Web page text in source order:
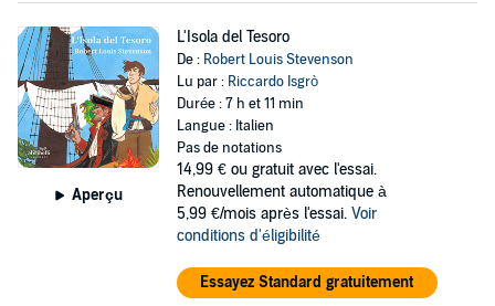
Aperçu
L'Isola del Tesoro
De : Robert Louis Stevenson
Lu par : Riccardo Isgrò
Durée : 7 h et 11 min
Langue : Italien
Pas de notations
14,99 € ou gratuit avec l'essai.
Renouvellement automatique à
5,99 €/mois après l'essai. Voir
conditions d'éligibilité
Essayez Standard gratuitement